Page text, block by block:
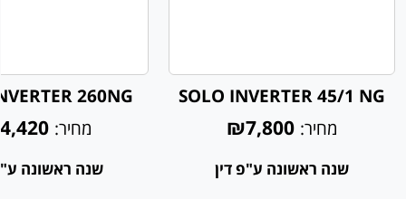
SOLO INVERTER 45/1 NG
מחיר: ₪7,800
שנה ראשונה ע"פ דין
260NG
מחיר:
שנה ראשונה